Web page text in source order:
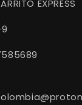
EXPRESS